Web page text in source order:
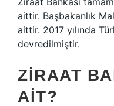
aittir. Başbakanlık
aittir. 2017 yılında
devredilmiştir.
ZIRAAT
AIT?